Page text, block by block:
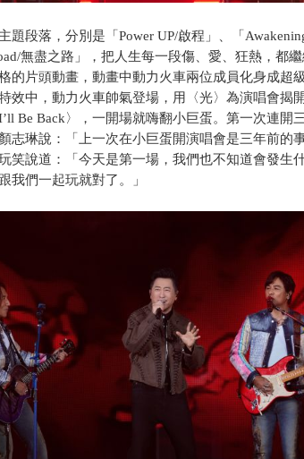
題段落，分別是「Power UP/啟程」、「
無盡之路」，把人生每一段傷、愛、狂熱，都
的片頭動畫，動畫中動力火車兩位成員化身成超
效中，動力火車帥氣登場，用〈光〉為演唱會揭
Be Back〉，一開場就嗨翻小巨蛋。第一次連開
志琳說：「上一次在小巨蛋開演唱會是三年前的
笑說道：「今天是第一場，我們也不知道會發生
我們一起玩就對了。」